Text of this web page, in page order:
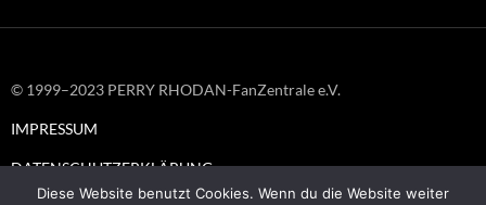
© 1999–2023 PERRY RHODAN-FanZentrale e.V.
IMPRESSUM
DATENSCHUTZERKLÄRUNG
Diese Website benutzt Cookies. Wenn du die Website weiter